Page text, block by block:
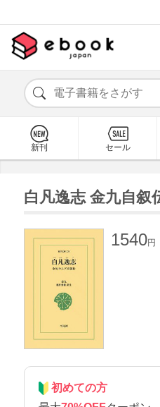
新刊 セール
白凡逸志 金九自叙
1540円
初めての方